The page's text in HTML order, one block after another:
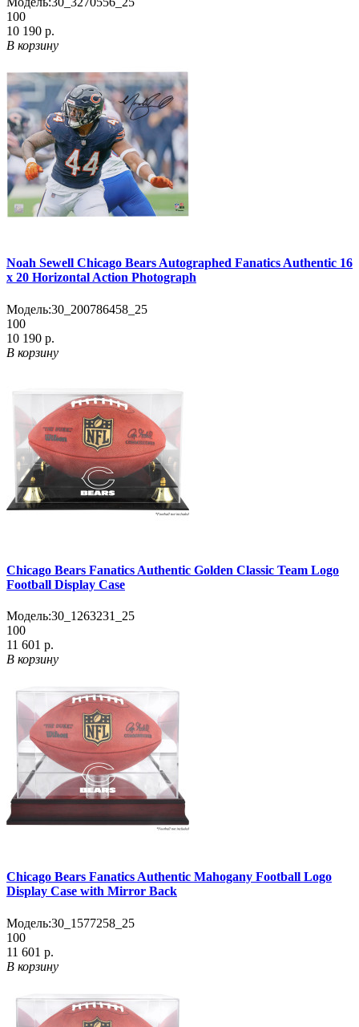
100
10 190 р.
В корзину
Noah Sewell Chicago Bears Autographed Fanatics Authentic 16
x 20 Horizontal Action Photograph
Модель:30_200786458_25
100
10 190 р.
В корзину
Chicago Bears Fanatics Authentic Golden Classic Team Logo
Football Display Case
Модель:30_1263231_25
100
11 601 р.
В корзину
Chicago Bears Fanatics Authentic Mahogany Football Logo
Display Case with Mirror Back
Модель:30_1577258_25
100
11 601 р.
В корзину